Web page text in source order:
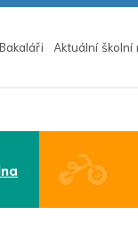
Bakaláři Aktuální školní